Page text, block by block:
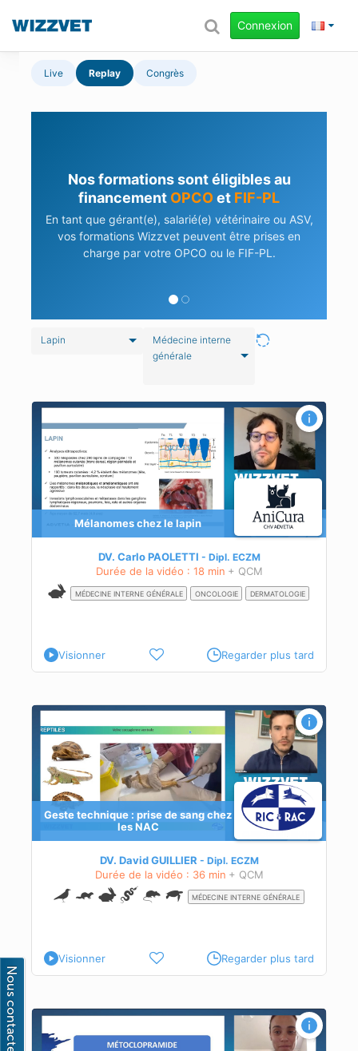
Connexion
Live Replay Congrès
Nos formations sont éligibles au
financement OPCOet FIF-PL
En tant que gérant(e), salarié(e) vétérinaire ou ASV,
vos formations Wizzvet peuvent être prises en
charge par votre OPCO ou le FIF-PL.
Lapin
Médecine interne
générale
Mélanomes chez le lapin
DV. Carlo PAOLETTI Dipl. ECZM
Durée de la vidéo : 18 min + QCM
MÉDECINE INTERNE GÉNÉRALE ONCOLOGIE DERMATOLOGIE
Visionner Regarder plus tard
Geste technique : prise de sang chez
les NAC
DV. David GUILLIER Dipl. ECZM
Durée de la vidéo : 36 min + QCM
MÉDECINE INTERNE GÉNÉRALE
Visionner Regarder plus tard